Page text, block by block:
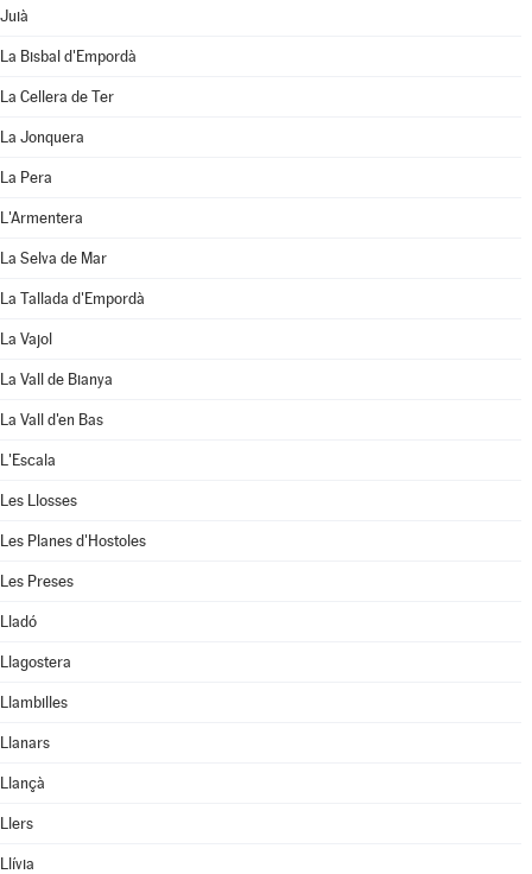
Juià
La Bisbal d'Empordà
La Cellera de Ter
La Jonquera
La Pera
L'Armentera
La Selva de Mar
La Tallada d'Empordà
La Vajol
La Vall de Bianya
La Vall d'en Bas
L'Escala
Les Llosses
Les Planes d'Hostoles
Les Preses
Lladó
Llagostera
Llambilles
Llanars
Llançà
Llers
Llívia